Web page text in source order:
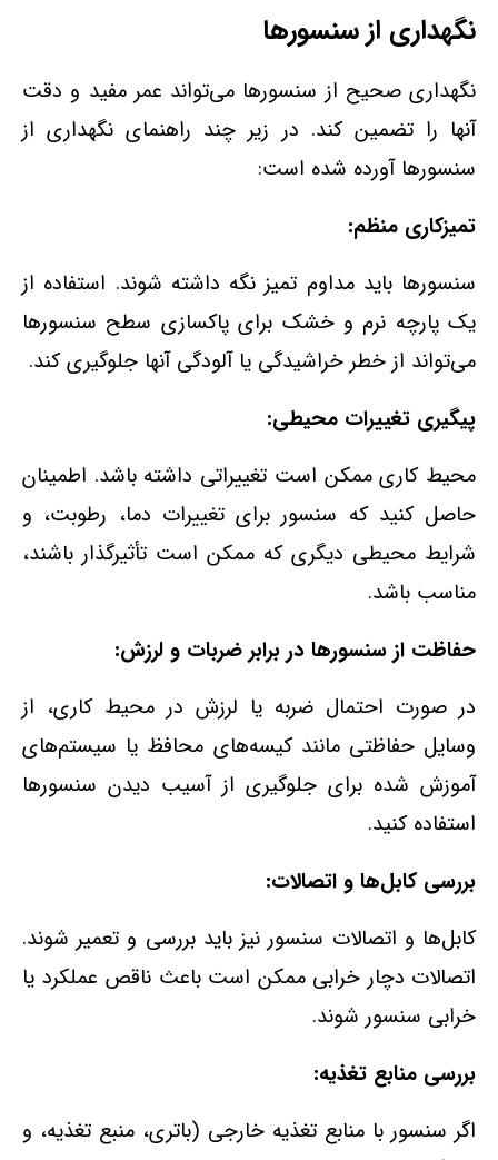
نگهداری از سنسورها
نگهداری صحیح از سنسورها می‌تواند عمر مفید و دقت
آنها را تضمین کند. در زیر چند راهنمای نگهداری از
سنسورها آورده شده است:
تمیزکاری منظم:
سنسورها باید مداوم تمیز نگه داشته شوند. استفاده از
یک پارچه نرم و خشک برای پاکسازی سطح سنسورها
می‌تواند از خطر خراشیدگی یا آلودگی آنها جلوگیری کند.
پیگیری تغییرات محیطی:
محیط کاری ممکن است تغییراتی داشته باشد. اطمینان
حاصل کنید که سنسور برای تغییرات دما، رطوبت، و
شرایط محیطی دیگری که ممکن است تأثیرگذار باشند،
مناسب باشد.
حفاظت از سنسورها در برابر ضربات و لرزش:
در صورت احتمال ضربه یا لرزش در محیط کاری، از
وسایل حفاظتی مانند کیسه‌های محافظ یا سیستم‌های
آموزش شده برای جلوگیری از آسیب دیدن سنسورها
استفاده کنید.
بررسی کابل‌ها و اتصالات:
کابل‌ها و اتصالات سنسور نیز باید بررسی و تعمیر شوند.
اتصالات دچار خرابی ممکن است باعث ناقص عملکرد یا
خرابی سنسور شوند.
بررسی منابع تغذیه:
اگر سنسور با منابع تغذیه خارجی (باتری، منبع تغذیه، و